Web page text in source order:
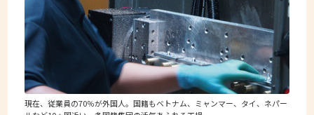
現在、従業員の70％が外国人。国籍もベトナム、ミャンマー、タイ、ネパー